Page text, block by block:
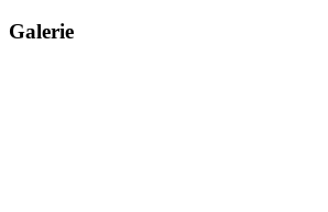
Galerie